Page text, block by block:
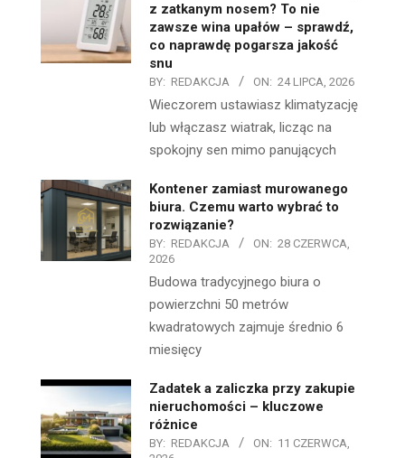
z zatkanym nosem? To nie
zawsze wina upałów – sprawdź,
co naprawdę pogarsza jakość
snu
BY: REDAKCJA ON: 24 LIPCA, 2026
Wieczorem ustawiasz klimatyzację
lub włączasz wiatrak, licząc na
spokojny sen mimo panujących
Kontener zamiast murowanego
biura. Czemu warto wybrać to
rozwiązanie?
BY: REDAKCJA ON: 28 CZERWCA,
2026
Budowa tradycyjnego biura o
powierzchni 50 metrów
kwadratowych zajmuje średnio 6
miesięcy
Zadatek a zaliczka przy zakupie
nieruchomości – kluczowe
różnice
BY: REDAKCJA ON: 11 CZERWCA,